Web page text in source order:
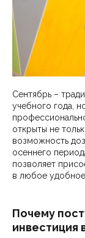
Сентябрь –
учебного года,
открыты не
возможность
осеннего
позволяет
в любое
Почему
инвестиция